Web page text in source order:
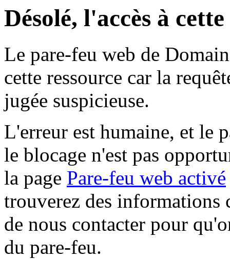
Désolé, l'accès à
Le pare-feu web de
cette ressource car la
jugée suspicieuse.
L'erreur est humaine, et le
le blocage n'est pas
la page Pare-feu web activé
trouverez des informations
de nous contacter pour
du pare-feu.